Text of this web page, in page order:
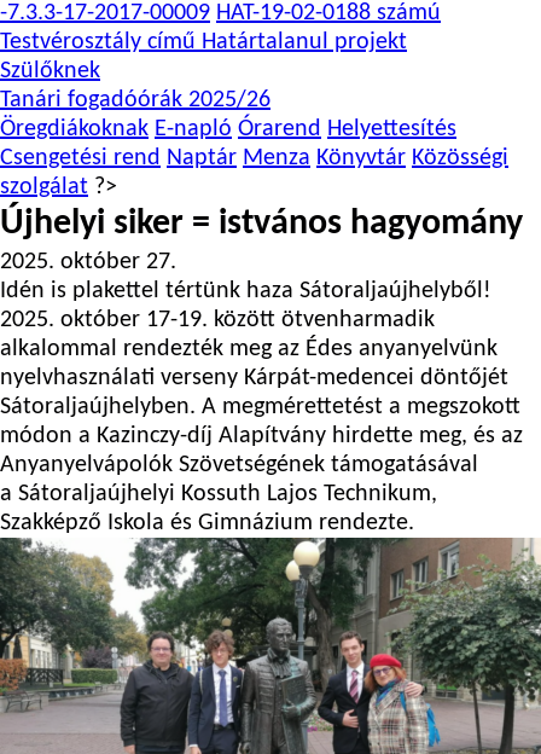
-7.3.3-17-2017-00009 HAT-19-02-0188 számú
Testvérosztály című Határtalanul projekt
Szülőknek
Tanári fogadóórák 2025/26
Öregdiákoknak E-napló Órarend Helyettesítés
Csengetési rend Naptár Menza Könyvtár Közösségi
szolgálat ?>
Újhelyi siker = istvános hagyomány
2025. október 27.
Idén is plakettel tértünk haza Sátoraljaújhelyből!
2025. október 17-19. között ötvenharmadik
alkalommal rendezték meg az Édes anyanyelvünk
nyelvhasználati verseny Kárpát-medencei döntőjét
Sátoraljaújhelyben. A megmérettetést a megszokott
módon a Kazinczy-díj Alapítvány hirdette meg, és az
Anyanyelvápolók Szövetségének támogatásával
a Sátoraljaújhelyi Kossuth Lajos Technikum,
Szakképző Iskola és Gimnázium rendezte.